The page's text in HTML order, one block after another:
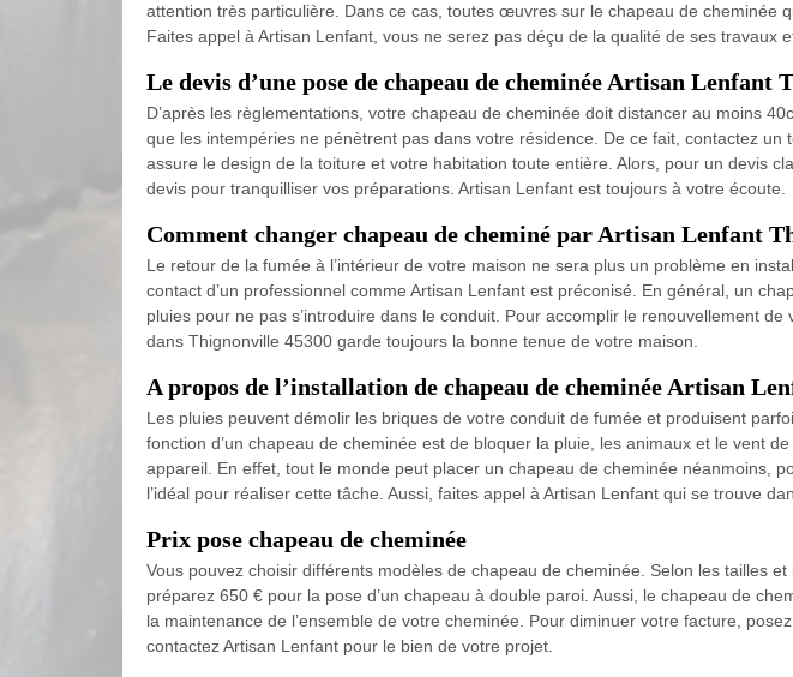
attention très particulière. Dans ce cas, toutes œuvres sur le chapeau de cheminée
Faites appel à Artisan Lenfant, vous ne serez pas déçu de la qualité de ses travaux
Le devis d’une pose de chapeau de cheminée Artisan Lenfant
D’après les règlementations, votre chapeau de cheminée doit distancer au moins
que les intempéries ne pénètrent pas dans votre résidence. De ce fait, contactez
assure le design de la toiture et votre habitation toute entière. Alors, pour un devis
devis pour tranquilliser vos préparations. Artisan Lenfant est toujours à votre écoute.
Comment changer chapeau de cheminé par Artisan Lenfant
Le retour de la fumée à l’intérieur de votre maison ne sera plus un problème en
contact d’un professionnel comme Artisan Lenfant est préconisé. En général, un
pluies pour ne pas s’introduire dans le conduit. Pour accomplir le renouvellement
dans Thignonville 45300 garde toujours la bonne tenue de votre maison.
A propos de l’installation de chapeau de cheminée Artisan
Les pluies peuvent démolir les briques de votre conduit de fumée et produisent
fonction d’un chapeau de cheminée est de bloquer la pluie, les animaux et le vent
appareil. En effet, tout le monde peut placer un chapeau de cheminée néanmoins,
l’idéal pour réaliser cette tâche. Aussi, faites appel à Artisan Lenfant qui se trouve
Prix pose chapeau de cheminée
Vous pouvez choisir différents modèles de chapeau de cheminée. Selon les tailles
préparez 650 € pour la pose d’un chapeau à double paroi. Aussi, le chapeau de
la maintenance de l’ensemble de votre cheminée. Pour diminuer votre facture,
contactez Artisan Lenfant pour le bien de votre projet.